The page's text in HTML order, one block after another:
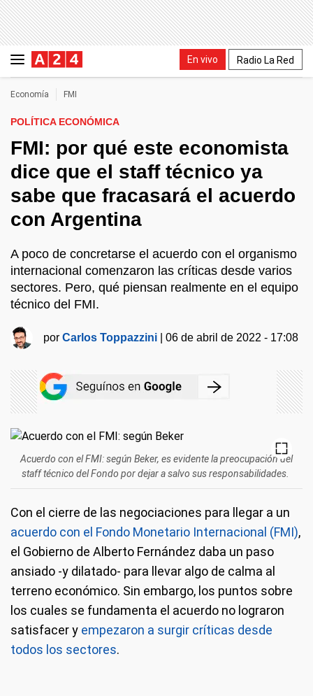
En vivo Radio La Red
Economía FMI
POLÍTICA ECONÓMICA
FMI: por qué este economista
dice que el staff técnico ya
sabe que fracasará el acuerdo
con Argentina
A poco de concretarse el acuerdo con el organismo
internacional comenzaron las críticas desde varios
sectores. Pero, qué piensan realmente en el equipo
técnico del FMI.
porCarlos Toppazzini |06 de abril de 2022 - 17:08
Acuerdo con el FMI: según Beker, es evidente la preocupación del
staff técnico del Fondo por dejar a salvo sus responsabilidades.
Con el cierre de las negociaciones para llegar a un
acuerdo con el Fondo Monetario Internacional (FMI),
el Gobierno de Alberto Fernández daba un paso
ansiado -y dilatado- para llevar algo de calma al
terreno económico. Sin embargo, los puntos sobre
los cuales se fundamenta el acuerdo no lograron
satisfacer y empezaron a surgir críticas desde
todos los sectores.